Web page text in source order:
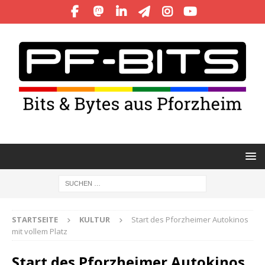
STARTSEITE KULTUR
Start des Pforzheimer Autokinos
mit vollem Platz